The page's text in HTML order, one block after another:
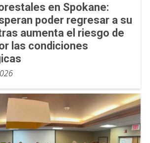
en Spokane:
poder regresar a su
aumenta el riesgo de
las condiciones